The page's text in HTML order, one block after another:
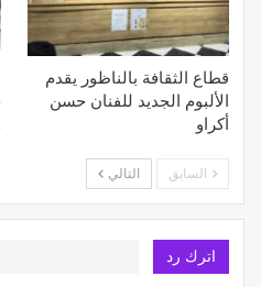
قطاع الثقافة بالناظور يقدم
الألبوم الجديد للفنان حسن
أكراو
السابق التالي
اترك رد